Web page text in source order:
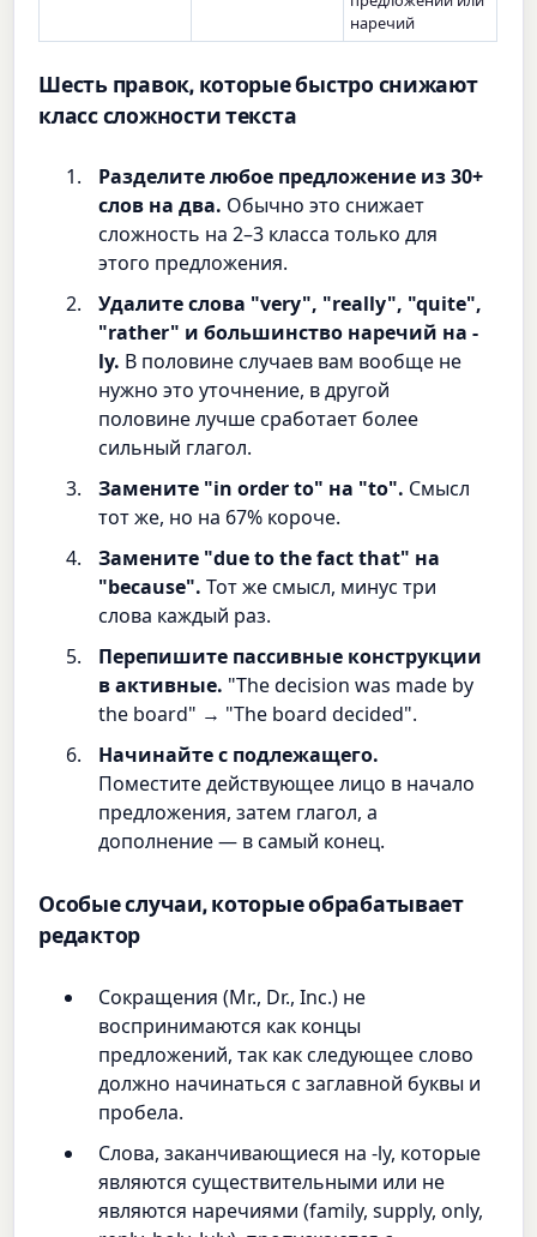
наречий
Шесть правок, которые быстро снижают
класс сложности текста
Разделите любое предложение из 30+
слов на два. Обычно это снижает
сложность на 2–3 класса только для
этого предложения.
Удалите слова "very", "really", "quite",
"rather" и большинство наречий на -
ly. В половине случаев вам вообще не
нужно это уточнение, в другой
половине лучше сработает более
сильный глагол.
Замените "in order to" на "to". Смысл
тот же, но на 67% короче.
Замените "due to the fact that" на
"because". Тот же смысл, минус три
слова каждый раз.
Перепишите пассивные конструкции
в активные. "The decision was made by
the board" → "The board decided".
Начинайте с подлежащего.
Поместите действующее лицо в начало
предложения, затем глагол, а
дополнение — в самый конец.
Особые случаи, которые обрабатывает
редактор
Сокращения (Mr., Dr., Inc.) не
воспринимаются как концы
предложений, так как следующее слово
должно начинаться с заглавной буквы и
пробела.
Слова, заканчивающиеся на -ly, которые
являются существительными или не
являются наречиями (family, supply, only,